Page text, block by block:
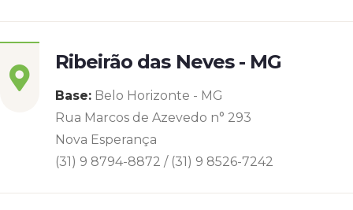
Ribeirão das Neves - MG
Base: Belo Horizonte - MG
Rua Marcos de Azevedo n° 293
Nova Esperança
(31) 9 8794-8872 / (31) 9 8526-7242